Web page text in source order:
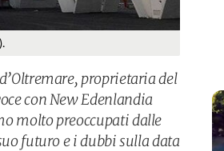
proprietaria del
con New Edenlandia
molto preoccupati dalle
futuro e i dubbi sulla data